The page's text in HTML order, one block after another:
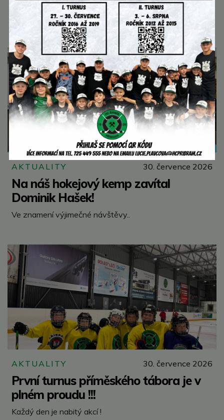
videohovor s extraligovým brankářem Pavlem
AKTUALITY 30. července 2026
Na náš hokejový kemp zavítal
Dominik Hašek!
Ve znamení výjimečné návštěvy..
AKTUALITY 30. července 2026
První turnus příměského tábora je v
plném proudu !!!
Každý den je nabitý akcí !